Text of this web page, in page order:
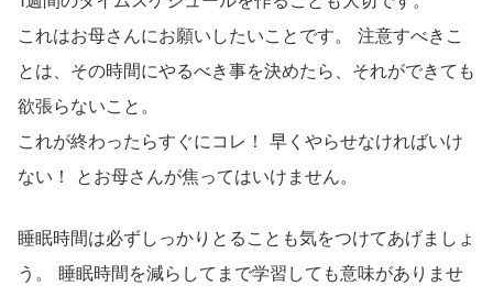
これはお母さんにお願いしたいことです。 注意すべきこ
とは、その時間にやるべき事を決めたら、それができても
欲張らないこと。
これが終わったらすぐにコレ！ 早くやらせなければいけ
ない！ とお母さんが焦ってはいけません。
睡眠時間は必ずしっかりとることも気をつけてあげましょ
う。 睡眠時間を減らしてまで学習しても意味がありませ